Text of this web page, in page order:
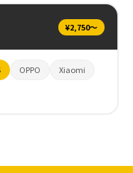
¥2,750〜
OPPO
Xiaomi